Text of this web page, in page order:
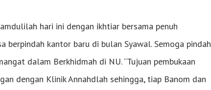
hari ini dengan ikhtiar bersama penuh
berpindah kantor baru di bulan Syawal. Semoga pindah
dalam Berkhidmah di NU. “Tujuan pembukaan
dengan Klinik Annahdlah sehingga, tiap Banom dan